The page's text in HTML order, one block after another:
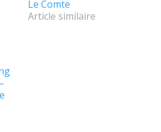
Le Comte
Article similaire